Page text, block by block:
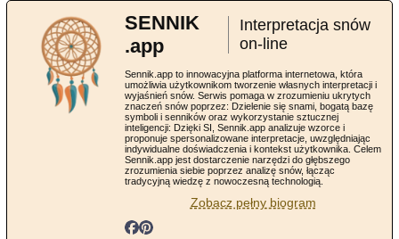
SENNIK
.app
Interpretacja snów
on-line
Sennik.app to innowacyjna platforma internetowa, która
umożliwia użytkownikom tworzenie własnych interpretacji i
wyjaśnień snów. Serwis pomaga w zrozumieniu ukrytych
znaczeń snów poprzez: Dzielenie się snami, bogatą bazę
symboli i senników oraz wykorzystanie sztucznej
inteligencji: Dzięki SI, Sennik.app analizuje wzorce i
proponuje spersonalizowane interpretacje, uwzględniając
indywidualne doświadczenia i kontekst użytkownika. Celem
Sennik.app jest dostarczenie narzędzi do głębszego
zrozumienia siebie poprzez analizę snów, łącząc
tradycyjną wiedzę z nowoczesną technologią.
Zobacz pełny biogram